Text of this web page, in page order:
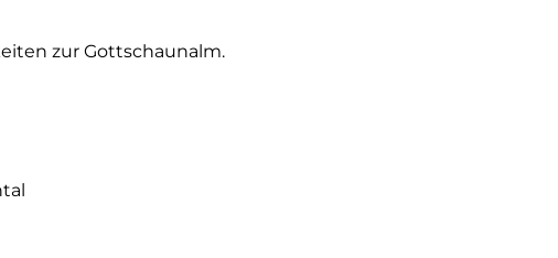
zur Gottschaunalm.